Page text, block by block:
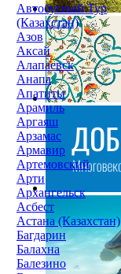
Автобусный Тур
(Казахстан)
Азов
Аксай
Алапаевск
Анапа
Апатиты
Арамиль
Аргаяш
Арзамас
Армавир
Артемовский
Арти
Архангельск
Асбест
Астана (Казахстан)
Багдарин
Балахна
Балезино